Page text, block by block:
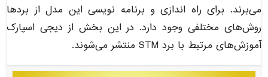
می‌برند. برای راه اندازی و برنامه نویسی این مدل از بردها
روش‌های مختلفی وجود دارد. در این بخش از دیجی اسپارک
آموزش‌های مرتبط با برد STM منتشر می‌شوند.